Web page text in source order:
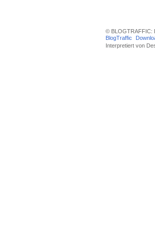
© BLOGTRAFFIC:
BlogTraffic
Interpretiert von